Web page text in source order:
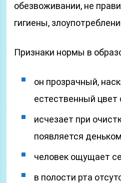
обезвоживании, не
гигиены,
Признаки нормы в
он прозрачный,
естественный цвет
исчезает при
появляется
человек ощущает
в полости рта